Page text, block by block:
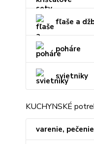
fľaše a
poháre
svietniky
KUCHYNSKÉ
varenie, pečenie